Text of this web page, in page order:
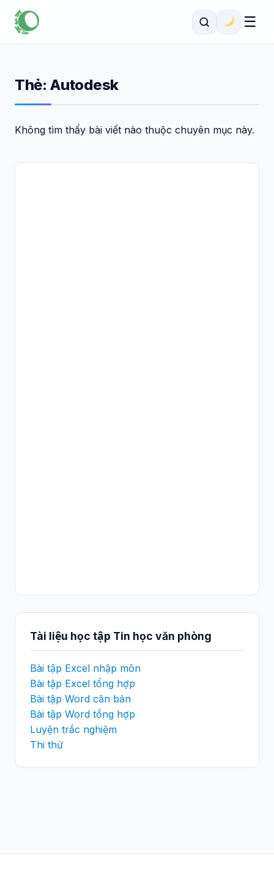
☰
Thẻ: Autodesk
Không tìm thấy bài viết nào thuộc chuyên mục này.
Tài liệu học tập Tin học văn phòng
Bài tập Excel nhập môn
Bài tập Excel tổng hợp
Bài tập Word căn bản
Bài tập Word tổng hợp
Luyện trắc nghiệm
Thi thử